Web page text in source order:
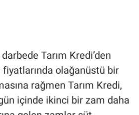
Tarım Kredi’den
olağanüstü bir
rağmen Tarım Kredi,
içinde ikinci bir zam daha